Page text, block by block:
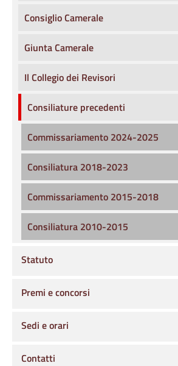
Consiglio Camerale
Giunta Camerale
Il Collegio dei Revisori
Consiliature precedenti
Commissariamento 2024-2025
Consiliatura 2018-2023
Commissariamento 2015-2018
Consiliatura 2010-2015
Statuto
Premi e concorsi
Sedi e orari
Contatti